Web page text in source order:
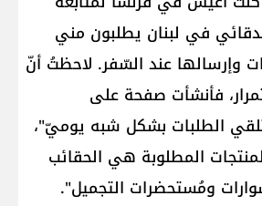
في لبنان يطلبون مني
وإرسالها عند السّفر. لاحظتُ أنّ
فأنشأت صفحة على
الطلبات بشكل شبه يوميّ"،
المطلوبة هي الحقائب
ومُستحضرات التجميل".